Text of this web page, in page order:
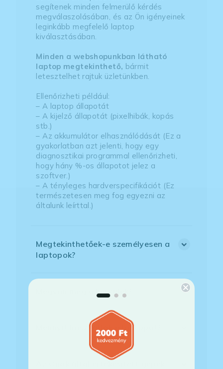
segítenek minden felmerülő kérdés
megválaszolásában, és az Ön igényeinek
leginkább megfelelő laptop
kiválasztásában.
Minden a webshopunkban látható
laptop megtekinthető, bármit
letesztelhet rajtuk üzletünkben.
Ellenőrizheti például:
– A laptop állapotát
– A kijelző állapotát (pixelhibák, kopás
stb.)
– Az akkumulátor elhasználódását (Ez a
gyakorlatban azt jelenti, hogy egy
diagnosztikai programmal ellenőrizheti,
hogy hány %-os állapotot jelez a
szoftver.)
– A tényleges hardverspecifikációt (Ez
természetesen meg fog egyezni az
általunk leírttal.)
Megtekinthetőek-e személyesen a
laptopok?
Megvan még a készülék?
Mennyit használták a laptopot?